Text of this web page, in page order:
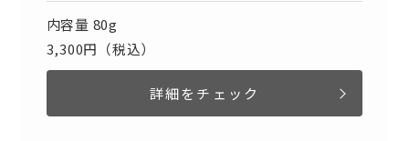
内容量 80g
3,300円（税込）
詳細をチェック